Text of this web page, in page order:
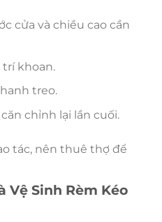
cửa và chiều cao cần
khoan.
treo.
chỉnh lại lần cuối.
tác, nên thuê thợ để
Vệ Sinh Rèm Kéo